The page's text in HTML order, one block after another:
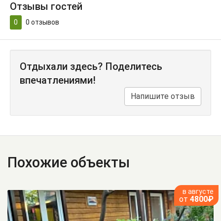
Отзывы гостей
0 0 отзывов
Отдыхали здесь? Поделитесь
впечатлениями!
Напишите отзыв
Похожие объекты
в августе
от 4800₽